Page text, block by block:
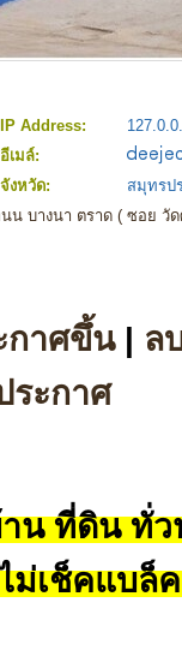
IP Address:
อีเมล์:
จังหวัด:
สมุทรป
นน บางนา ตราด ( ซอย วั
กาศขึ้น| ล
ระกาศ
น ที่ดิน ทั่ว
ม่เช็คแบล็